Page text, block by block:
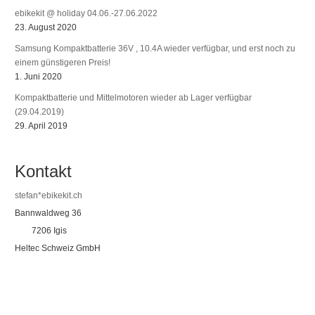
ebikekit @ holiday 04.06.-27.06.2022
23. August 2020
Samsung Kompaktbatterie 36V , 10.4A wieder verfügbar, und erst noch zu
einem günstigeren Preis!
1. Juni 2020
Kompaktbatterie und Mittelmotoren wieder ab Lager verfügbar
(29.04.2019)
29. April 2019
Kontakt
stefan*ebikekit.ch
Bannwaldweg 36
7206 Igis
Heltec Schweiz GmbH